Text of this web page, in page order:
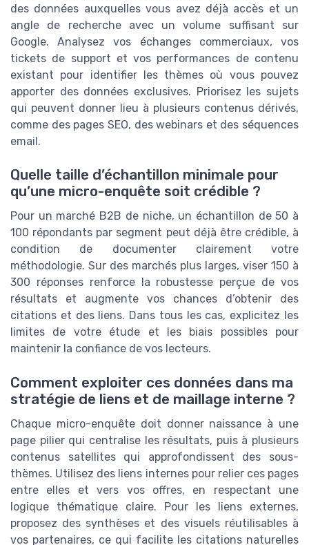
des données auxquelles vous avez déjà accès et un
angle de recherche avec un volume suffisant sur
Google. Analysez vos échanges commerciaux, vos
tickets de support et vos performances de contenu
existant pour identifier les thèmes où vous pouvez
apporter des données exclusives. Priorisez les sujets
qui peuvent donner lieu à plusieurs contenus dérivés,
comme des pages SEO, des webinars et des séquences
email.
Quelle taille d’échantillon minimale pour
qu’une micro-enquête soit crédible ?
Pour un marché B2B de niche, un échantillon de 50 à
100 répondants par segment peut déjà être crédible, à
condition de documenter clairement votre
méthodologie. Sur des marchés plus larges, viser 150 à
300 réponses renforce la robustesse perçue de vos
résultats et augmente vos chances d’obtenir des
citations et des liens. Dans tous les cas, explicitez les
limites de votre étude et les biais possibles pour
maintenir la confiance de vos lecteurs.
Comment exploiter ces données dans ma
stratégie de liens et de maillage interne ?
Chaque micro-enquête doit donner naissance à une
page pilier qui centralise les résultats, puis à plusieurs
contenus satellites qui approfondissent des sous-
thèmes. Utilisez des liens internes pour relier ces pages
entre elles et vers vos offres, en respectant une
logique thématique claire. Pour les liens externes,
proposez des synthèses et des visuels réutilisables à
vos partenaires, ce qui facilite les citations naturelles